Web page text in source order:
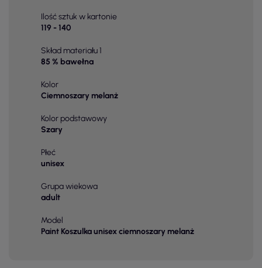
Ilość sztuk w kartonie
119 - 140
Skład materiału 1
85 % bawełna
Kolor
Ciemnoszary melanż
Kolor podstawowy
Szary
Płeć
unisex
Grupa wiekowa
adult
Model
Paint Koszulka unisex ciemnoszary melanż